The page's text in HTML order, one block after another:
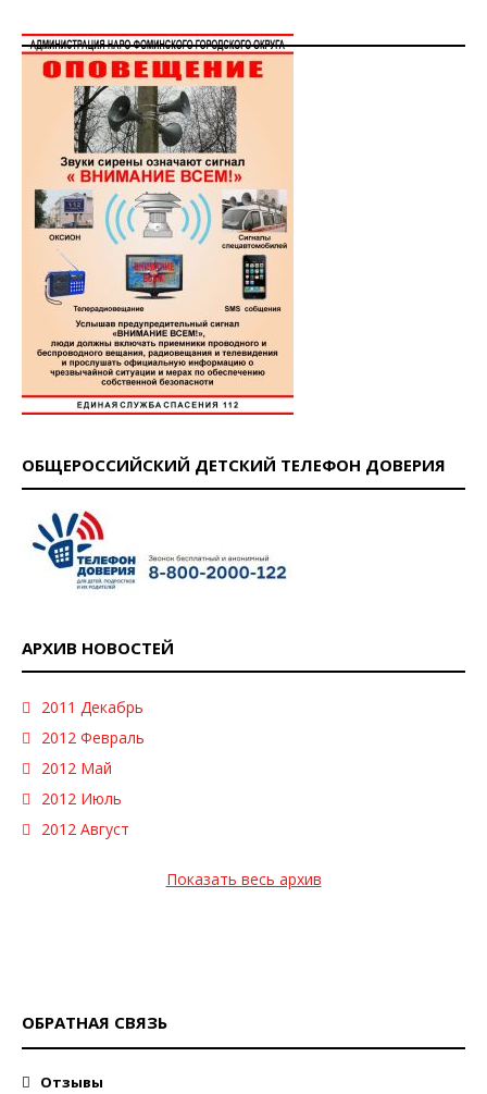
ОБЩЕРОССИЙСКИЙ ДЕТСКИЙ ТЕЛЕФОН ДОВЕРИЯ
АРХИВ НОВОСТЕЙ
2011 Декабрь
2012 Февраль
2012 Май
2012 Июль
2012 Август
Показать весь архив
ОБРАТНАЯ СВЯЗЬ
Отзывы